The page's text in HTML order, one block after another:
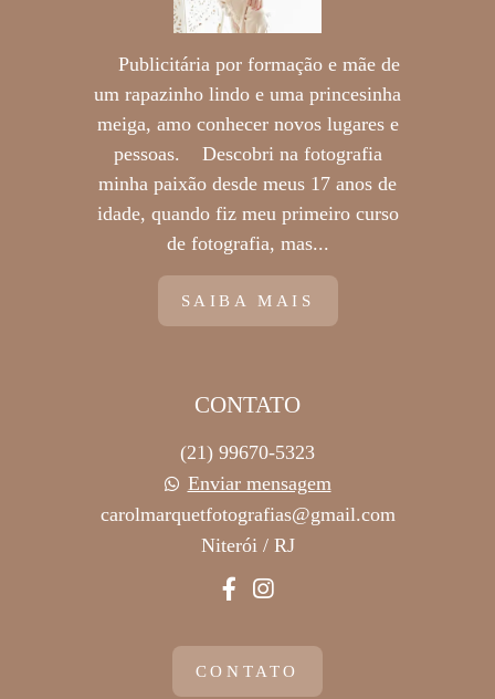
Publicitária por formação e mãe de
um rapazinho lindo e uma princesinha
meiga, amo conhecer novos lugares e
pessoas. Descobri na fotografia
minha paixão desde meus 17 anos de
idade, quando fiz meu primeiro curso
de fotografia, mas...
SAIBA MAIS
CONTATO
(21) 99670-5323
Enviar mensagem
carolmarquetfotografias@gmail.com
Niterói / RJ
CONTATO